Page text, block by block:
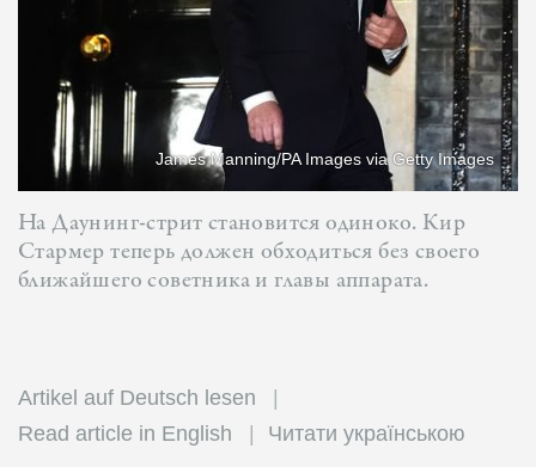
James Manning/PA Images via Getty Images
На Даунинг-стрит становится одиноко. Кир
Стармер теперь должен обходиться без своего
ближайшего советника и главы аппарата.
Artikel auf Deutsch lesen
Read article in English
Читати українською